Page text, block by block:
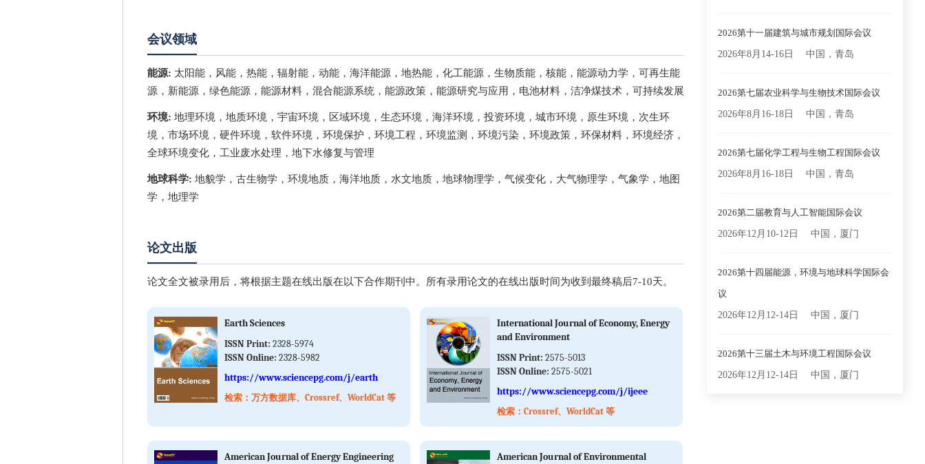
会议领域
能源: 太阳能，风能，热能，辐射能，动能，海洋能源，地热能，化工能源，生物质能，核能，能源动力学，可再生能
源，新能源，绿色能源，能源材料，混合能源系统，能源政策，能源研究与应用，电池材料，洁净煤技术，可持续发展
环境: 地理环境，地质环境，宇宙环境，区域环境，生态环境，海洋环境，投资环境，城市环境，原生环境，次生环
境，市场环境，硬件环境，软件环境，环境保护，环境工程，环境监测，环境污染，环境政策，环保材料，环境经济，
全球环境变化，工业废水处理，地下水修复与管理
地球科学: 地貌学，古生物学，环境地质，海洋地质，水文地质，地球物理学，气候变化，大气物理学，气象学，地图
学，地理学
论文出版
论文全文被录用后，将根据主题在线出版在以下合作期刊中。所有录用论文的在线出版时间为收到最终稿后7-10天。
Earth Sciences
ISSN Print: 2328-5974
ISSN Online: 2328-5982
https://www.sciencepg.com/j/earth
检索：万方数据库、Crossref、WorldCat 等
International Journal of Economy, Energy
and Environment
ISSN Print: 2575-5013
ISSN Online: 2575-5021
https://www.sciencepg.com/j/ijeee
检索：Crossref、WorldCat 等
American Journal of Energy Engineering
American Journal of Environmental
2026第十一届建筑与城市规划国际会议
2026年8月14-16日 中国，青岛
2026第七届农业科学与生物技术国际会议
2026年8月16-18日 中国，青岛
2026第七届化学工程与生物工程国际会议
2026年8月16-18日 中国，青岛
2026第二届教育与人工智能国际会议
2026年12月10-12日 中国，厦门
2026第十四届能源，环境与地球科学国际会
议
2026年12月12-14日 中国，厦门
2026第十三届土木与环境工程国际会议
2026年12月12-14日 中国，厦门